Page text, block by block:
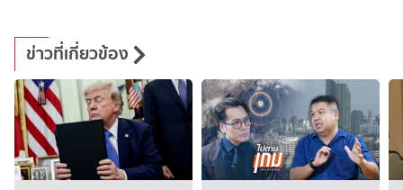
ข่าวที่เกี่ยวข้อง